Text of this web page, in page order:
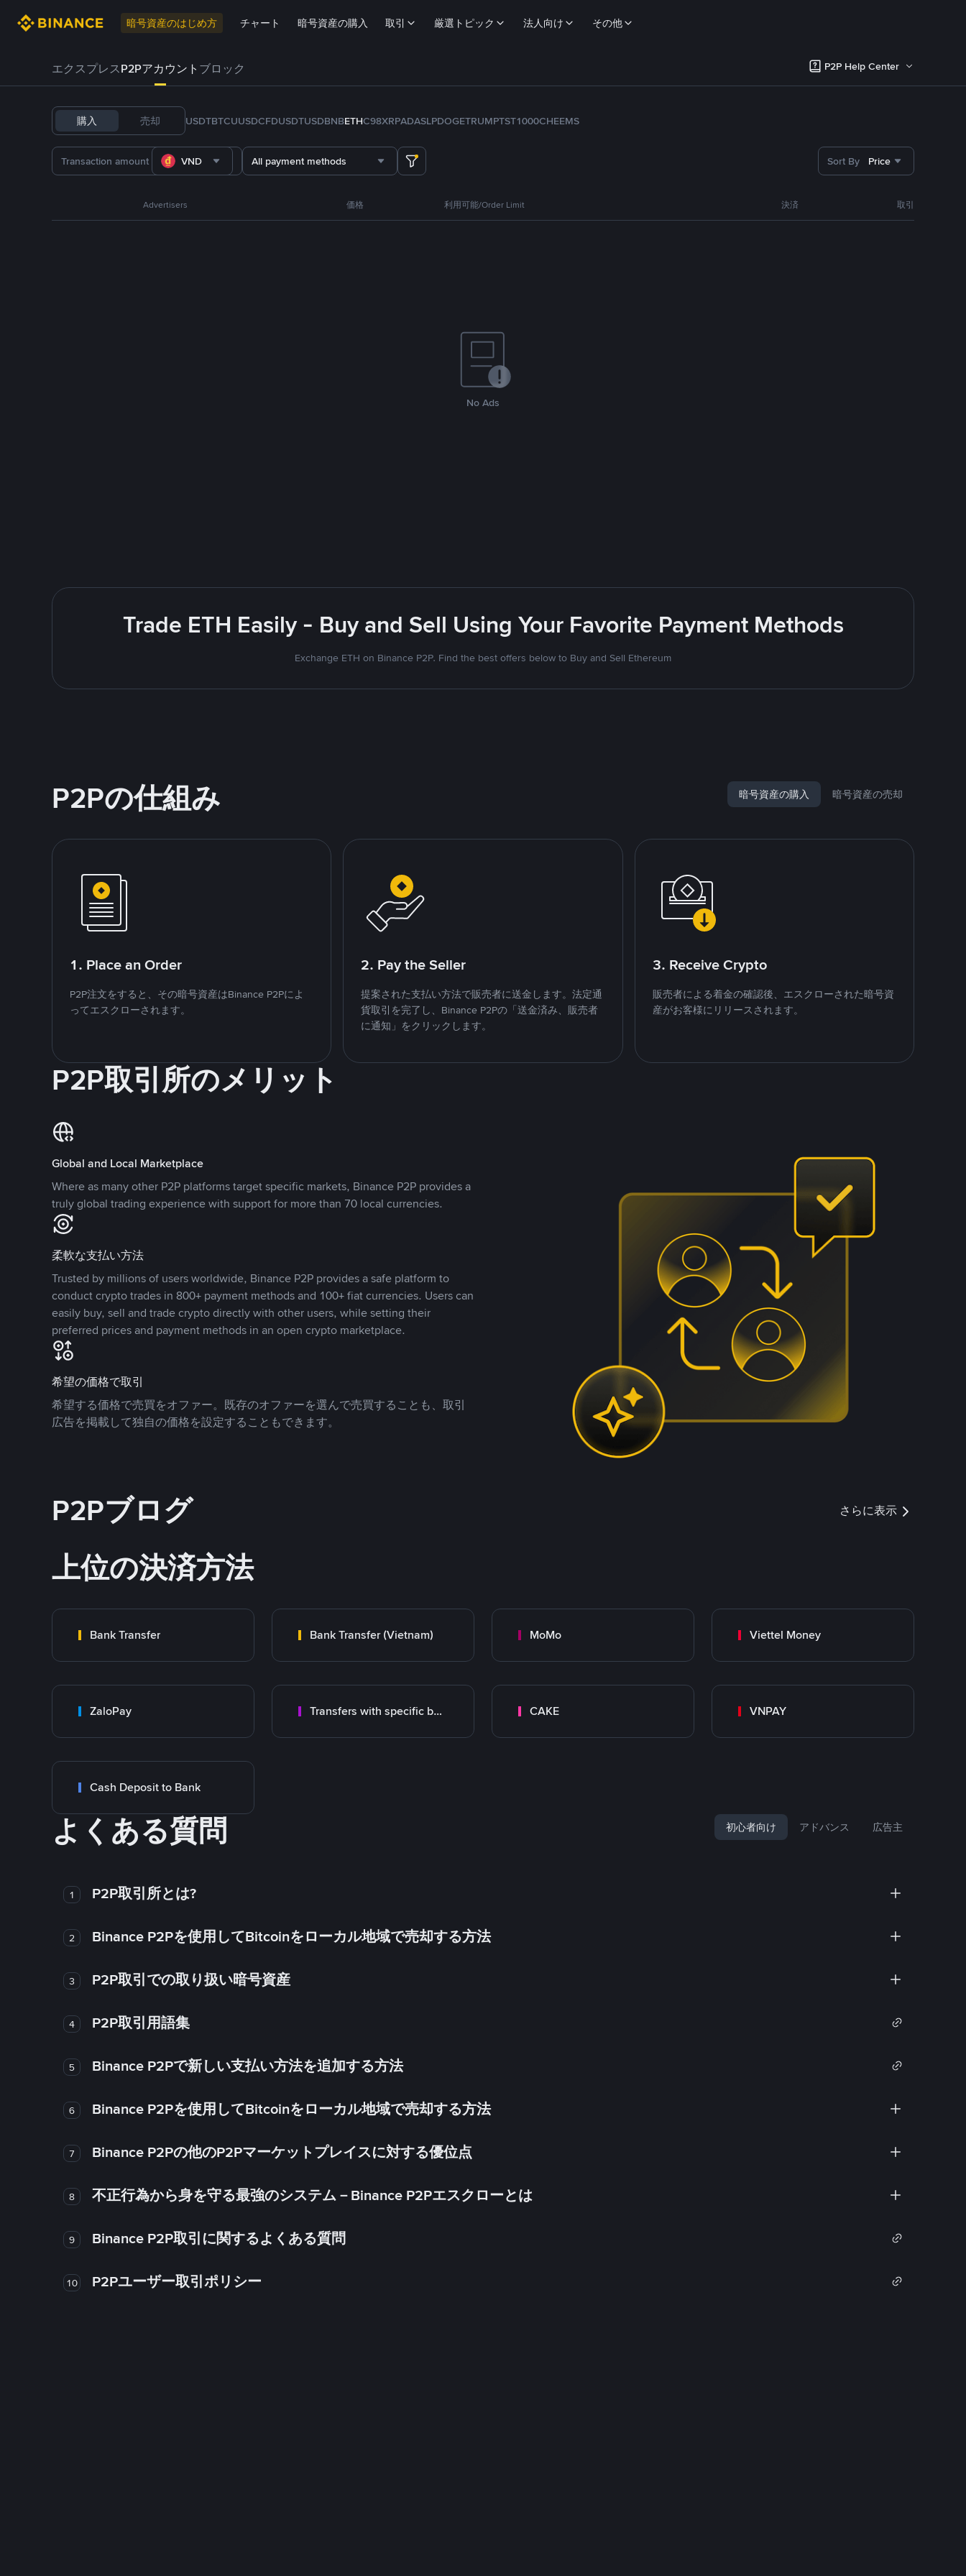
暗号資産のはじめ方 チャート 暗号資産の購入 取引 厳選トピック 法人向け その他
エクスプレスP2Pアカウント ブロック P2P Help Center
購入 売却 USDTBTCUUSDCFDUSDTUSDBNBETHC98XRPADASLPDOGETRUMPTST1000CHEEMS
VND All payment methods Sort By Price
Advertisers 価格 利用可能/Order Limit 決済 取引
No Ads
Trade ETH Easily - Buy and Sell Using Your Favorite Payment Methods
Exchange ETH on Binance P2P. Find the best offers below to Buy and Sell Ethereum
P2Pの仕組み 暗号資産の購入 暗号資産の売却
1. Place an Order
P2P注文をすると、その暗号資産はBinance P2Pによ
ってエスクローされます。
2. Pay the Seller
提案された支払い方法で販売者に送金します。法定通
貨取引を完了し、Binance P2Pの「送金済み、販売者
に通知」をクリックします。
3. Receive Crypto
販売者による着金の確認後、エスクローされた暗号資
産がお客様にリリースされます。
P2P取引所のメリット
Global and Local Marketplace
Where as many other P2P platforms target specific markets, Binance P2P provides a
truly global trading experience with support for more than 70 local currencies.
柔軟な支払い方法
Trusted by millions of users worldwide, Binance P2P provides a safe platform to
conduct crypto trades in 800+ payment methods and 100+ fiat currencies. Users can
easily buy, sell and trade crypto directly with other users, while setting their
preferred prices and payment methods in an open crypto marketplace.
希望の価格で取引
希望する価格で売買をオファー。既存のオファーを選んで売買することも、取引
広告を掲載して独自の価格を設定することもできます。
P2Pブログ さらに表示
上位の決済方法
Bank Transfer Bank Transfer (Vietnam) MoMo Viettel Money
ZaloPay Transfers with specific bank CAKE VNPAY
Cash Deposit to Bank
よくある質問 初心者向け アドバンス 広告主
1 P2P取引所とは?
2 Binance P2Pを使用してBitcoinをローカル地域で売却する方法
3 P2P取引での取り扱い暗号資産
4 P2P取引用語集
5 Binance P2Pで新しい支払い方法を追加する方法
6 Binance P2Pを使用してBitcoinをローカル地域で売却する方法
7 Binance P2Pの他のP2Pマーケットプレイスに対する優位点
8 不正行為から身を守る最強のシステム－Binance P2Pエスクローとは
9 Binance P2P取引に関するよくある質問
10 P2Pユーザー取引ポリシー